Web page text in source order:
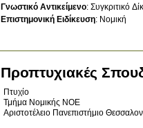
Γνωστικό Αντικείμενο: Συγκριτικό
Επιστημονική Ειδίκευση: Νομική
Προπτυχιακές
Πτυχίο
Τμήμα Νομικής ΝΟΕ
Αριστοτέλειο Πανεπιστήμιο